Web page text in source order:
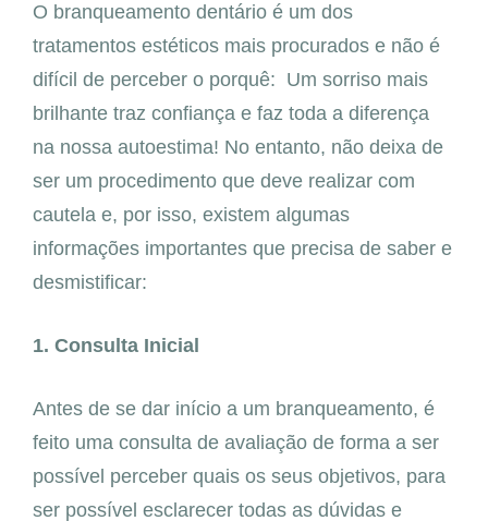
O branqueamento dentário é um dos
tratamentos estéticos mais procurados e não é
difícil de perceber o porquê: Um sorriso mais
brilhante traz confiança e faz toda a diferença
na nossa autoestima! No entanto, não deixa de
ser um procedimento que deve realizar com
cautela e, por isso, existem algumas
informações importantes que precisa de saber e
desmistificar:
1. Consulta Inicial
Antes de se dar início a um branqueamento, é
feito uma consulta de avaliação de forma a ser
possível perceber quais os seus objetivos, para
ser possível esclarecer todas as dúvidas e